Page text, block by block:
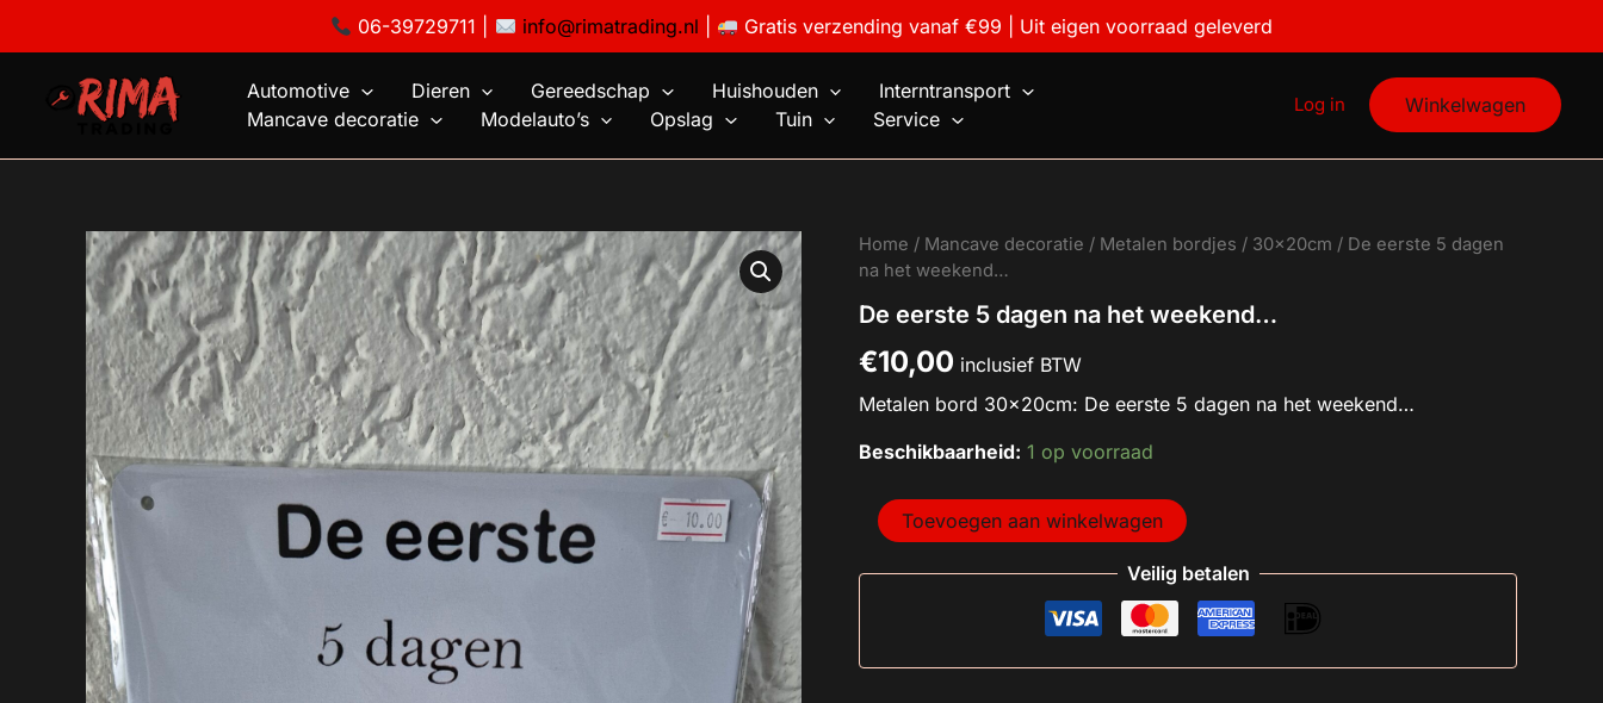
06-39729711 | info@rimatrading.nl Gratis verzending vanaf €99 | Uit eigen voorraad geleverd
inhoud
Automotive Dieren Gereedschap Huishouden
Interntransport
Mancave decoratie
Modelauto’s Opslag Tuin Service
Log in Winkelwagen
Home / Mancave decoratie / Metalen bordjes / 30x20cm / De eerste 5 dagen
na het weekend…
De eerste 5 dagen na het weekend…
€10,00 inclusief BTW
Metalen bord 30x20cm: De eerste 5 dagen na het weekend…
Beschikbaarheid: 1 op voorraad
De
eerste
dagen
het
weekend...
aantal
Toevoegen aan winkelwagen
Veilig betalen
na